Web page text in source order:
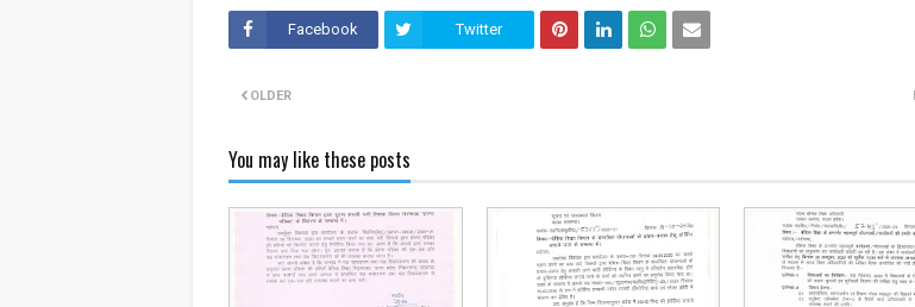
Facebook Twitter
OLDER
You may like these posts